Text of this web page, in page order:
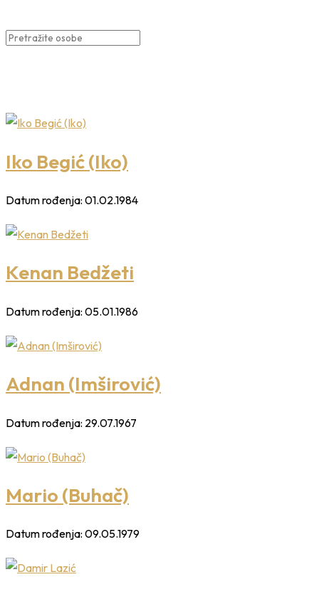
Iko Begić (Iko)
Datum rođenja: 01.02.1984
Kenan Bedžeti
Datum rođenja: 05.01.1986
Adnan (Imširović)
Datum rođenja: 29.07.1967
Mario (Buhač)
Datum rođenja: 09.05.1979